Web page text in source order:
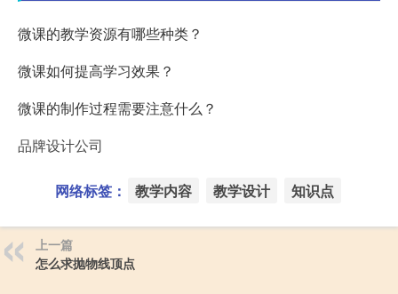
微课的教学资源有哪些种类？
微课如何提高学习效果？
微课的制作过程需要注意什么？
品牌设计公司
网络标签： 教学内容 教学设计 知识点
上一篇
怎么求抛物线顶点